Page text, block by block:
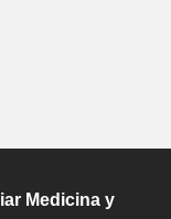
Medicina y